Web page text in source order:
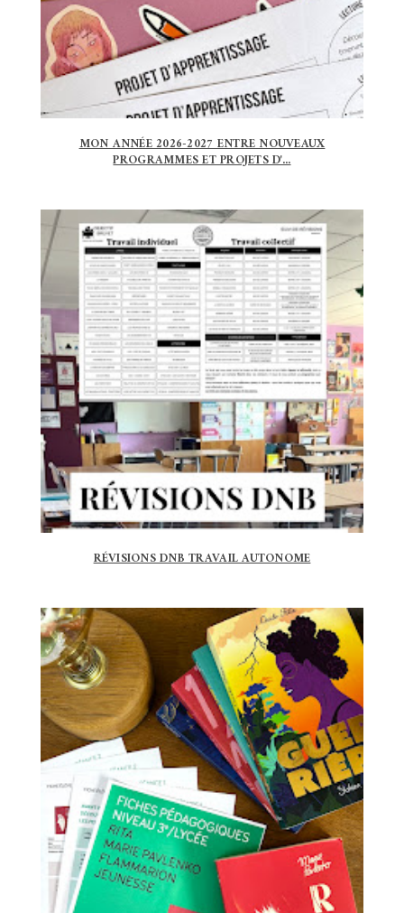
MON ANNÉE 2026-2027 ENTRE NOUVEAUX
PROGRAMMES ET PROJETS D'...
RÉVISIONS DNB TRAVAIL AUTONOME